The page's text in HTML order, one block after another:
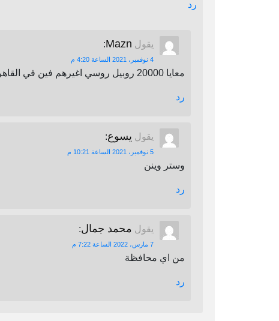
رد
يقول Mazn
:
4 نوفمبر، 2021 الساعة 4:20 م
معايا 20000 روبيل روسي اغيرهم فين في القاهرة
رد
يقول يسوع:
5 نوفمبر، 2021 الساعة 10:21 م
وستر وينن
رد
يقول محمد جمال:
7 مارس، 2022 الساعة 7:22 م
من اي محافظة
رد